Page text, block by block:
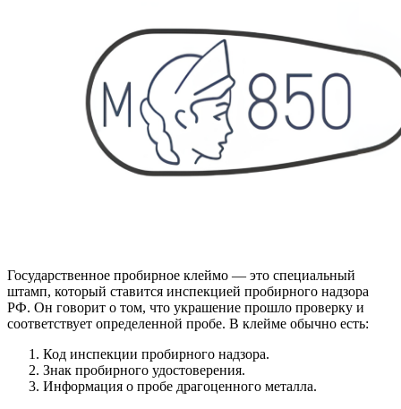
Государственное пробирное клеймо — это специальный
штамп, который ставится инспекцией пробирного надзора
РФ. Он говорит о том, что украшение прошло проверку и
соответствует определенной пробе. В клейме обычно есть:
Код инспекции пробирного надзора.
Знак пробирного удостоверения.
Информация о пробе драгоценного металла.